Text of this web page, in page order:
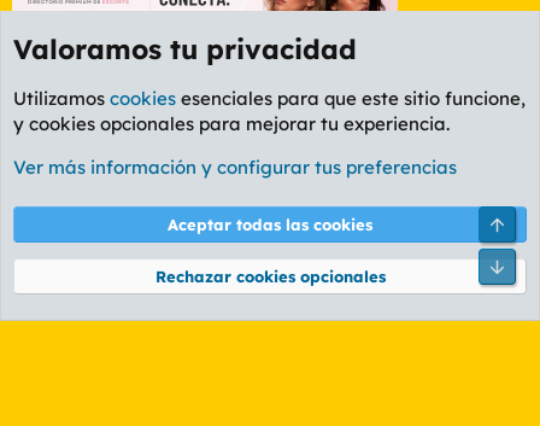
Foro General
Cookies
PL OLDSTYLE AMARILLO
Términos y reglas Política de privacidad Ayuda
Community platform by XenForo® © 2010-2026 XenForo Ltd.
Valoramos tu privacidad
Utilizamos cookies esenciales para que este sitio funcione,
y cookies opcionales para mejorar tu experiencia.
Ver más información y configurar tus preferencias
Aceptar todas las cookies
Rechazar cookies opcionales
Pie